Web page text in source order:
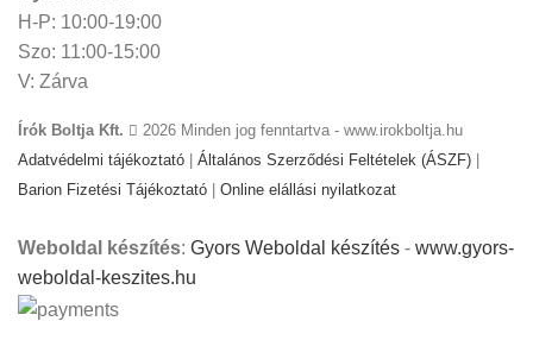
H-P: 10:00-19:00
Szo: 11:00-15:00
V: Zárva
Írók Boltja Kft.
2026 Minden jog fenntartva - www.irokboltja.hu
Adatvédelmi tájékoztató
Általános Szerződési Feltételek (ÁSZF)
Barion Fizetési Tájékoztató
Online elállási nyilatkozat
Weboldal készítés: Gyors Weboldal készítés - www.gyors-
weboldal-keszites.hu